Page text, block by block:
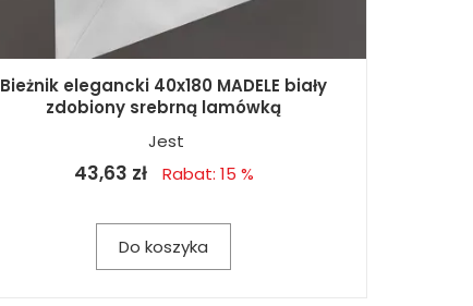
Bieżnik elegancki 40x180 MADELE biały
zdobiony srebrną lamówką
Jest
43,63 zł Rabat: 15 %
Do koszyka